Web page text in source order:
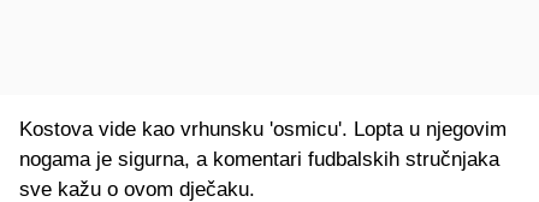
Kostova vide kao vrhunsku 'osmicu'. Lopta u njegovim
nogama je sigurna, a komentari fudbalskih stručnjaka
sve kažu o ovom dječaku.